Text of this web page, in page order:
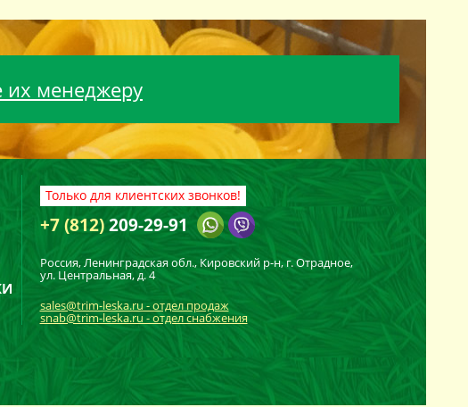
их менеджеру
Только для клиентских звонков!
+7 (812)209-29-91
Россия, Ленинградская обл., Кировский р-н, г. Отрадное,
ул. Центральная, д. 4
sales@trim-leska.ru - отдел продаж
snab@trim-leska.ru - отдел снабжения